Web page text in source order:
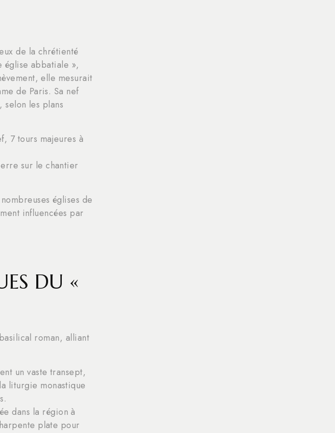
de la chrétienté
église abbatiale »,
elle mesurait
de Paris. Sa nef
les plans
7 tours majeures à
sur le chantier
églises de
influencées par
DU «
roman, alliant
un vaste transept,
liturgie monastique
dans la région à
plate pour